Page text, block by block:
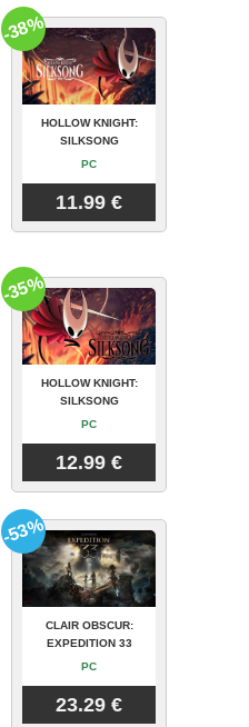
HOLLOW KNIGHT:
SILKSONG
PC
11.99 €
-38%
HOLLOW KNIGHT:
SILKSONG
PC
12.99 €
-35%
CLAIR OBSCUR:
EXPEDITION 33
PC
23.29 €
-53%